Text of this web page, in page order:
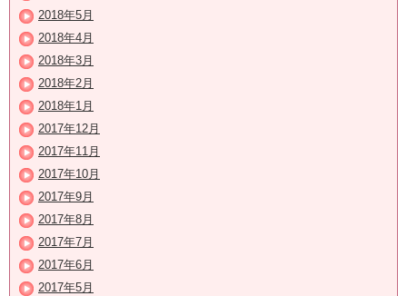
2018年5月
2018年4月
2018年3月
2018年2月
2018年1月
2017年12月
2017年11月
2017年10月
2017年9月
2017年8月
2017年7月
2017年6月
2017年5月